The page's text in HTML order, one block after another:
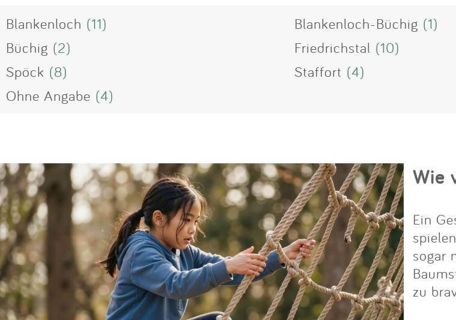
Blankenloch (11) Blankenloch-Büchig (1)
Büchig (2) Friedrichstal (10)
Spöck (8) Staffort (4)
Ohne Angabe (4)
Wie
Ein
sogar
zu